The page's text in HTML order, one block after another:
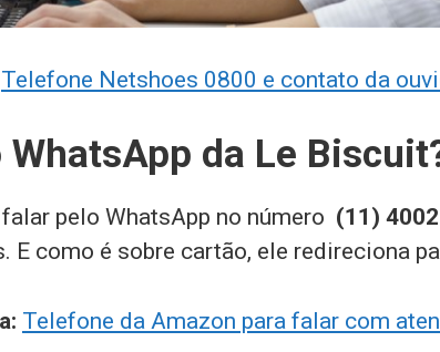
Telefone Netshoes 0800 e contato da
WhatsApp da Le
pelo WhatsApp no número (11)
E como é sobre cartão, ele redireciona
Telefone da Amazon para falar com